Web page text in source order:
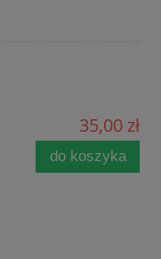
35,00 zł
do koszyka